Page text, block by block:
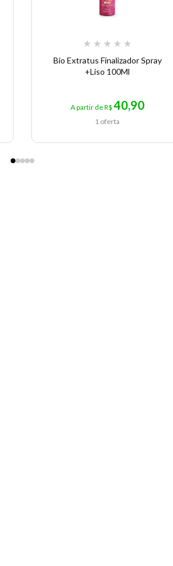
★ ★ ★ ★ ★
Bio Extratus Finalizador Spray
+Liso 100Ml
A partir de R$ 40,90
1 oferta